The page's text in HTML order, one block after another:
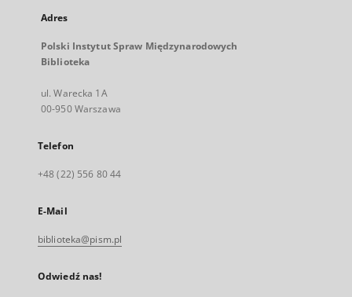
Adres
Polski Instytut Spraw Międzynarodowych
Biblioteka
ul. Warecka 1A
00-950 Warszawa
Telefon
+48 (22) 556 80 44
E-Mail
biblioteka@pism.pl
Odwiedź nas!